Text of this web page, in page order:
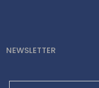
NEWSLETTER